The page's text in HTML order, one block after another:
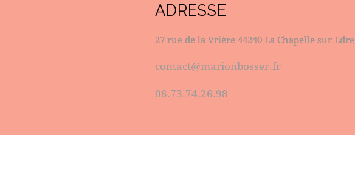
ADRESSE
27 rue de la Vrière 44240 La Chapelle sur Edre
contact@marionbosser.fr
06.73.74.26.98